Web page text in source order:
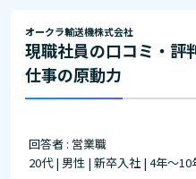
オークラ輸送機株式会社
現職社員の口コミ・評
仕事の原動力
回答者 : 営業職
20代 | 男性 | 新卒入社 | 4年～10